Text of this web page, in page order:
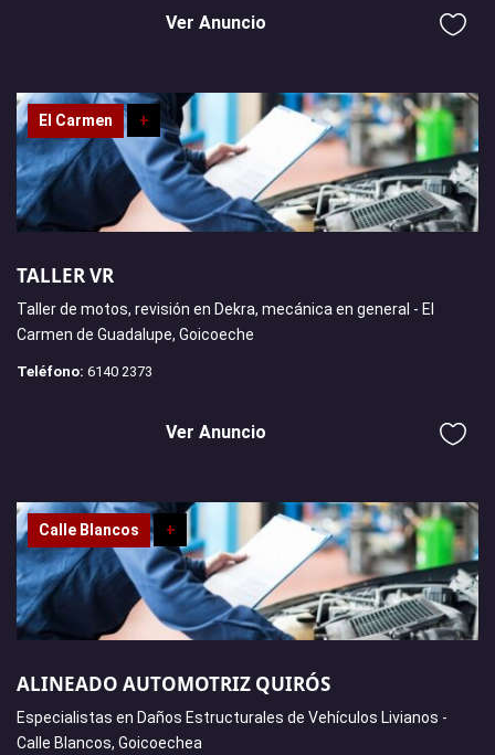
Ver Anuncio
El Carmen +
TALLER VR
Taller de motos, revisión en Dekra, mecánica en general - El
Carmen de Guadalupe, Goicoeche
Teléfono: 6140 2373
Ver Anuncio
Calle Blancos +
ALINEADO AUTOMOTRIZ QUIRÓS
Especialistas en Daños Estructurales de Vehículos Livianos -
Calle Blancos, Goicoechea